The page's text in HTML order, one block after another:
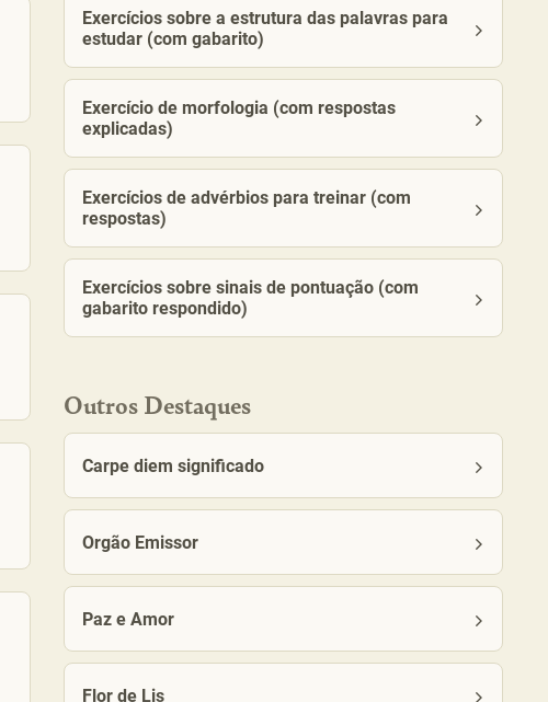
Exercícios sobre a estrutura das palavras para
estudar (com gabarito)
Exercício de morfologia (com respostas
explicadas)
Exercícios de advérbios para treinar (com
respostas)
Exercícios sobre sinais de pontuação (com
gabarito respondido)
Outros Destaques
Carpe diem significado
Orgão Emissor
Paz e Amor
Flor de Lis